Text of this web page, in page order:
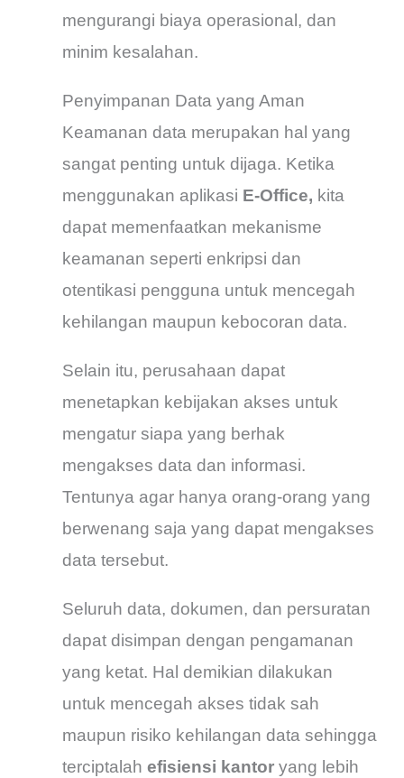
mengurangi biaya operasional, dan
minim kesalahan.
Penyimpanan Data yang Aman
Keamanan data merupakan hal yang
sangat penting untuk dijaga. Ketika
menggunakan aplikasi E-Office, kita
dapat memenfaatkan mekanisme
keamanan seperti enkripsi dan
otentikasi pengguna untuk mencegah
kehilangan maupun kebocoran data.
Selain itu, perusahaan dapat
menetapkan kebijakan akses untuk
mengatur siapa yang berhak
mengakses data dan informasi.
Tentunya agar hanya orang-orang yang
berwenang saja yang dapat mengakses
data tersebut.
Seluruh data, dokumen, dan persuratan
dapat disimpan dengan pengamanan
yang ketat. Hal demikian dilakukan
untuk mencegah akses tidak sah
maupun risiko kehilangan data sehingga
terciptalahefisiensi kantor yang lebih